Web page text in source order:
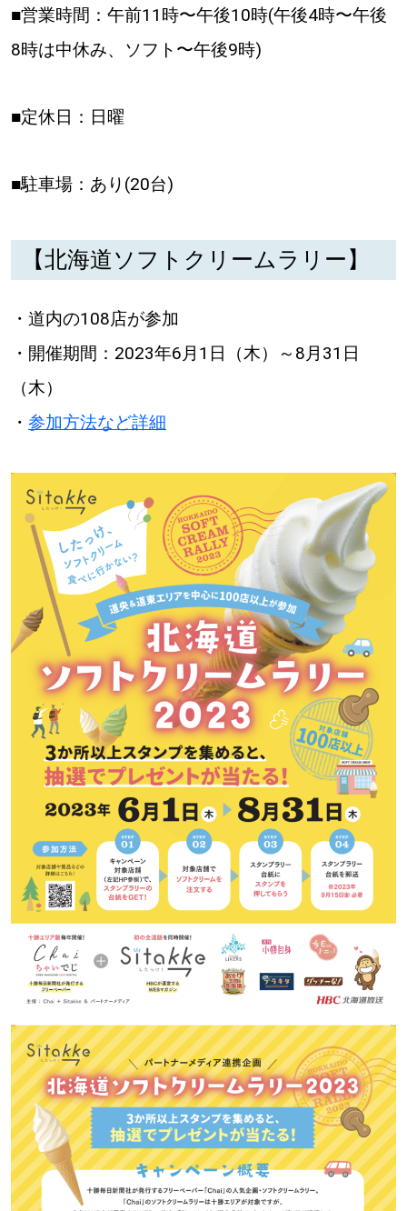
■営業時間：午前11時〜午後10時(午後4時〜午後
8時は中休み、ソフト〜午後9時)
■定休日：日曜
■駐車場：あり(20台)
【北海道ソフトクリームラリー】
・道内の108店が参加
・開催期間：2023年6月1日（木）～8月31日
（木）
・ 参加方法など詳細